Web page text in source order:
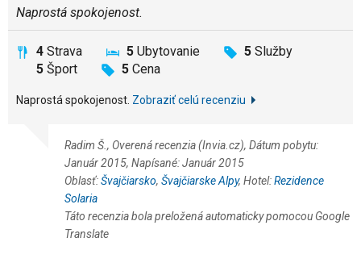
Naprostá spokojenost.
4 Strava 5 Ubytovanie 5 Služby
5 Šport 5 Cena
Naprostá spokojenost. Zobraziť celú recenziu
Radim Š., Overená recenzia (Invia.cz), Dátum pobytu:
Január 2015, Napísané: Január 2015
Oblasť:Švajčiarsko, Švajčiarske Alpy, Hotel:Rezidence
Solaria
Táto recenzia bola preložená automaticky pomocou Google
Translate